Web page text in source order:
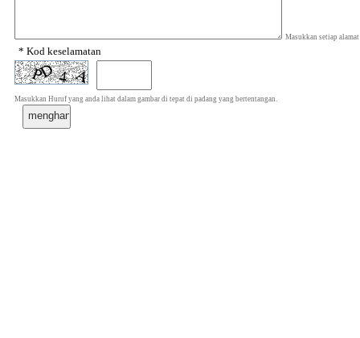
Masukkan setiap
* Kod keselamatan
Masukkan Huruf yang anda lihat dalam gambar di tepat di padang yang bertentangan.